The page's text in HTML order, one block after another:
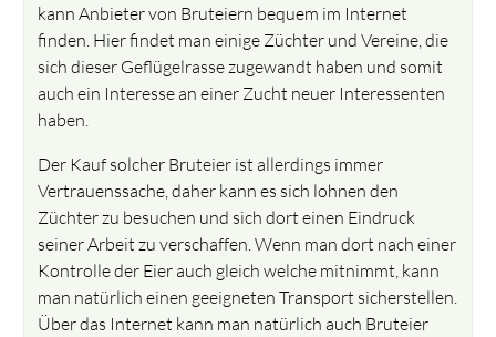
kann Anbieter von Bruteiern bequem im Internet
finden. Hier findet man einige Züchter und Vereine, die
sich dieser Geflügelrasse zugewandt haben und somit
auch ein Interesse an einer Zucht neuer Interessenten
haben.
Der Kauf solcher Bruteier ist allerdings immer
Vertrauenssache, daher kann es sich lohnen den
Züchter zu besuchen und sich dort einen Eindruck
seiner Arbeit zu verschaffen. Wenn man dort nach einer
Kontrolle der Eier auch gleich welche mitnimmt, kann
man natürlich einen geeigneten Transport sicherstellen.
Über das Internet kann man natürlich auch Bruteier